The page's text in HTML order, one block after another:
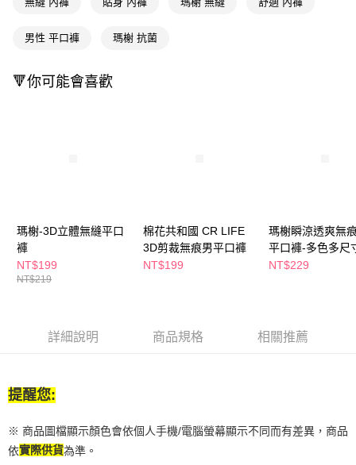
【「AFTEE先享後付」結帳流程】
２．訂單成立數日內，您將收到繳費通知簡訊。
【注意事項】
１．透過由恩沛科技股份有限公司提供之「AFTEE先享後付」服務完成之交
易，需依本服務之必要範圍內提供個人資料，並將交易相關給付款項請求債
權轉讓予恩沛科技股份有限公司。
２．關於個人資料處理事宜，請瀏覽以下網址：
「AFTEE先享後付」，若未經同意申辦者引起之損失，本公司不負相關責
請求用戶進行身份認證。
５．嚴禁一人註冊多個帳號或使用他人資訊註冊。若發現惡意使用之情形，
每筆NT$65，滿NT$390(含以上)免運費
每筆NT$65，滿NT$390(含以上)免運費
每筆NT$65，滿NT$490(含以上)免運費
付款後7-11取貨
每筆NT$100，滿NT$790(含以上)免運費
每筆NT$80，滿NT$290(含以上)免運費
男性 平口褲 瑪榭 抗菌
🔻你可能會喜歡
瑪榭-3D立體無縫平口
褲
NT$199
NT$219
棉花共和國 CR LIFE
3D剪裁無痕男平口褲
NT$199
瑪榭瞬涼透爽無
平口褲-多色多尺
選
NT$229
詳細說明 商品規格 相關推薦
提醒您:
※ 商品圖檔顯示顏色會依個人手機/電腦螢幕顯示不同而有差異，商品
依實際供貨為準。